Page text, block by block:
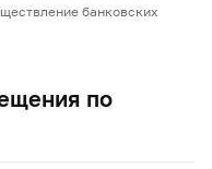
банковских
по